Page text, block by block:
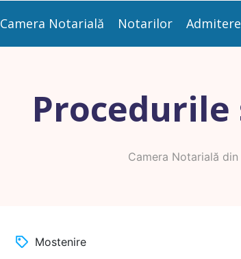
Camera Notarială Notarilor
Procedurile
Camera Notarială
Mostenire